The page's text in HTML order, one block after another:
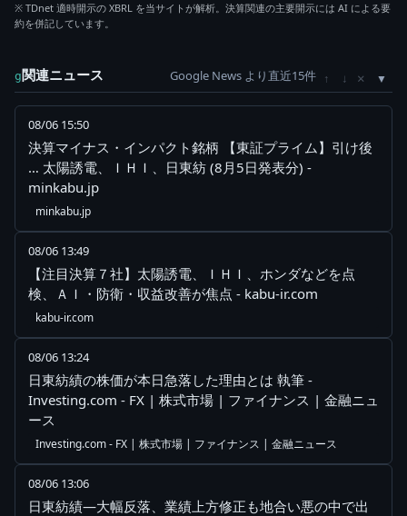
※ TDnet 適時開示の XBRL を当サイトが解析。決算関連の主要開示には AI による要
約を併記しています。
g関連ニュース Google News より直近15件 ↑ ↓ ×
08/06 15:50
決算マイナス・インパクト銘柄 【東証プライム】引け後
… 太陽誘電、ＩＨＩ、日東紡 (8月5日発表分) -
minkabu.jp
minkabu.jp
08/06 13:49
【注目決算７社】太陽誘電、ＩＨＩ、ホンダなどを点
検、ＡＩ・防衛・収益改善が焦点 - kabu-ir.com
kabu-ir.com
08/06 13:24
日東紡績の株価が本日急落した理由とは 執筆 -
Investing.com - FX | 株式市場 | ファイナンス | 金融ニュ
ース
Investing.com - FX | 株式市場 | ファイナンス | 金融ニュース
08/06 13:06
日東紡績—大幅反落、業績上方修正も地合い悪の中で出